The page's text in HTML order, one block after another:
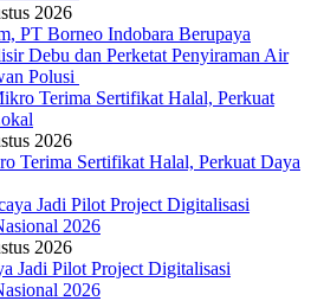
2026
PT Borneo Indobara Berupaya
Debu dan Perketat Penyiraman Air
Polusi
2026
Terima Sertifikat Halal, Perkuat Daya
2026
Jadi Pilot Project Digitalisasi
2026